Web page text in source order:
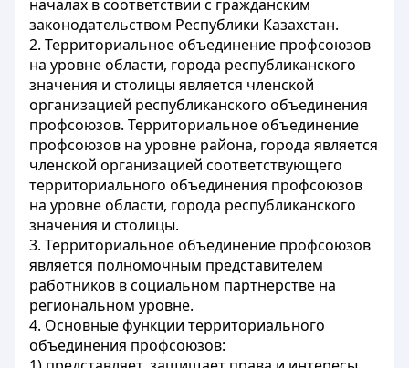
началах в соответствии с гражданским
законодательством Республики Казахстан.
2. Территориальное объединение профсоюзов
на уровне области, города республиканского
значения и столицы является членской
организацией республиканского объединения
профсоюзов. Территориальное объединение
профсоюзов на уровне района, города является
членской организацией соответствующего
территориального объединения профсоюзов
на уровне области, города республиканского
значения и столицы.
3. Территориальное объединение профсоюзов
является полномочным представителем
работников в социальном партнерстве на
региональном уровне.
4. Основные функции территориального
объединения профсоюзов: